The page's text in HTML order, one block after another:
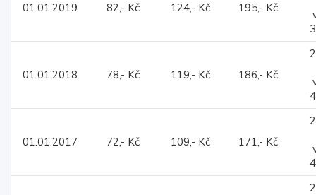
01.01.2019 82,- Kč 124,- Kč 195,- Kč
01.01.2018 78,- Kč 119,- Kč 186,- Kč
01.01.2017 72,- Kč 109,- Kč 171,- Kč